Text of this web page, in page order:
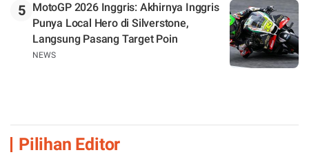
5
MotoGP 2026 Inggris: Akhirnya Inggris
Punya Local Hero di Silverstone,
Langsung Pasang Target Poin
NEWS
Pilihan Editor